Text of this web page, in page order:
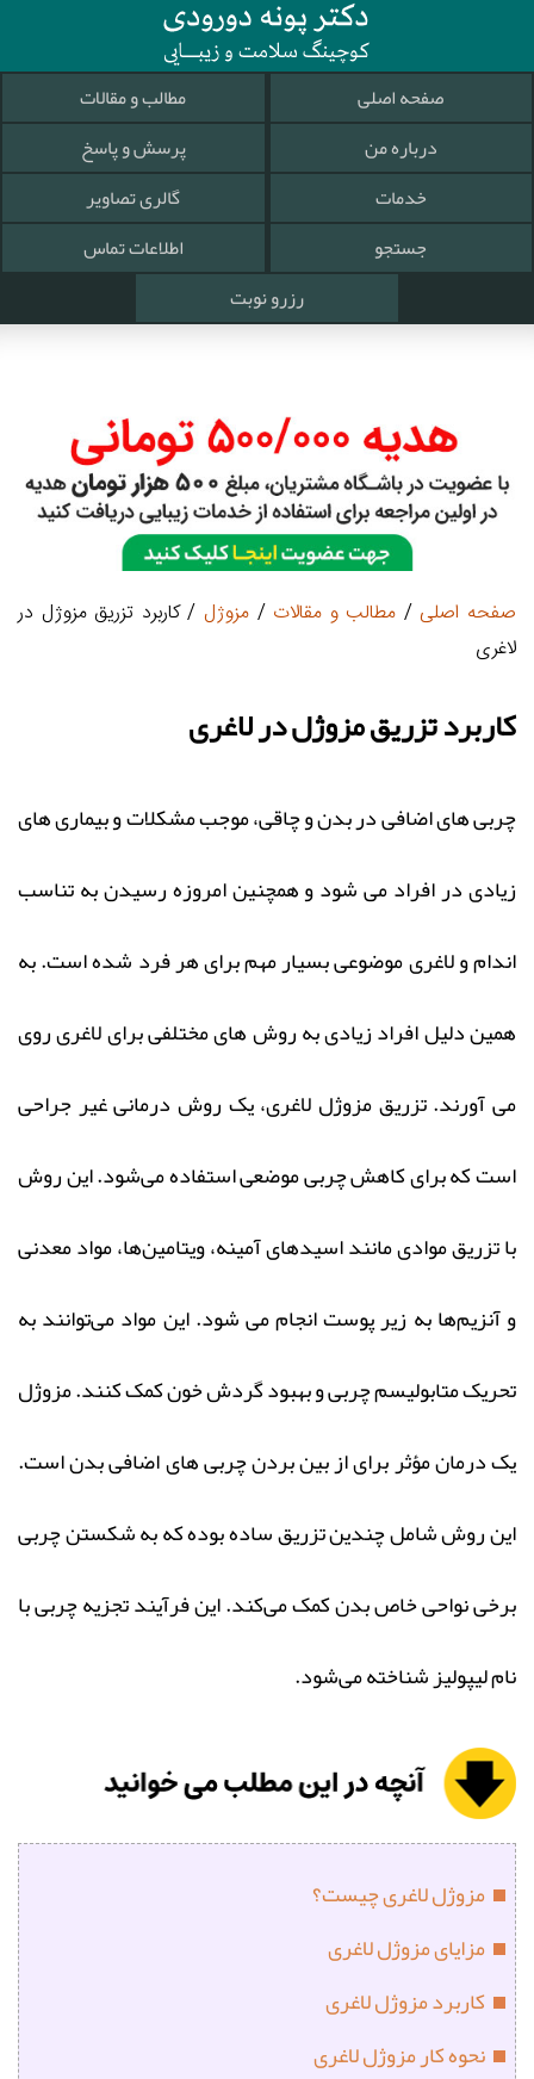
صفحه اصلی
مطالب و مقالات
درباره من
پرسش و پاسخ
خدمات
گالری تصاویر
جستجو
اطلاعات تماس
رزرو نوبت
صفحه اصلی / مطالب و مقالات /مزوژل / کاربرد تزریق مزوژل در
لاغری
کاربرد تزریق مزوژل در لاغری
چربی های اضافی در بدن و چاقی، موجب مشکلات و بیماری های
زیادی در افراد می شود و همچنین امروزه رسیدن به تناسب
اندام و لاغری موضوعی بسیار مهم برای هر فرد شده است. به
همین دلیل افراد زیادی به روش های مختلفی برای لاغری روی
می آورند. تزریق مزوژل لاغری، یک روش درمانی غیر جراحی
است که برای کاهش چربی موضعی استفاده می‌شود. این روش
با تزریق موادی مانند اسیدهای آمینه، ویتامین‌ها، مواد معدنی
و آنزیم‌ها به زیر پوست انجام می‌ شود. این مواد می‌توانند به
تحریک متابولیسم چربی و بهبود گردش خون کمک کنند. مزوژل
یک درمان مؤثر برای از بین بردن چربی‌ های اضافی بدن است.
این روش شامل چندین تزریق ساده بوده که به شکستن چربی
برخی‌ نواحی خاص بدن کمک می‌کند. این فرآیند تجزیه چربی با
نام لیپولیز شناخته می‌شود.
مزوژل لاغری چیست؟
مزایای مزوژل لاغری
کاربرد مزوژل لاغری
نحوه کار مزوژل لاغری